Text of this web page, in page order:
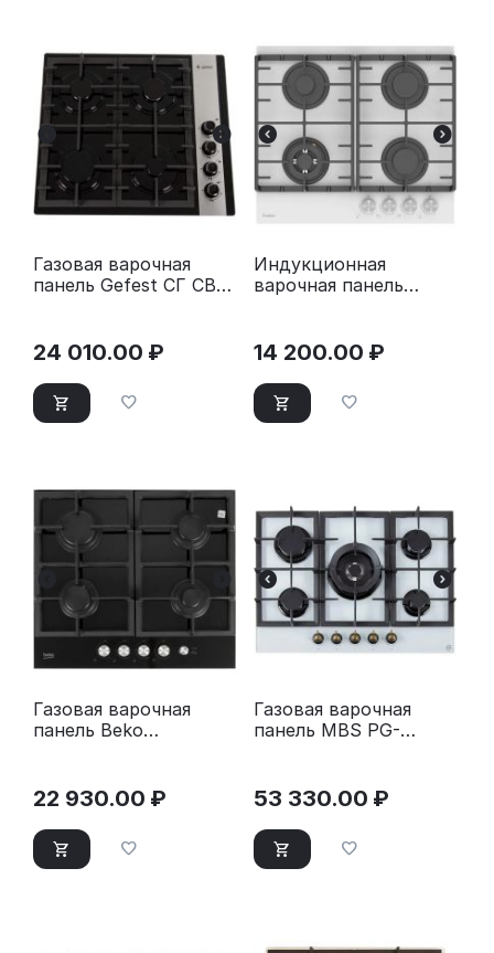
Газовая варочная
панель Gefest СГ СВН
24 010.00 ₽
Индукционная
варочная панель
14 200.00 ₽
Газовая варочная
панель Beko
22 930.00 ₽
Газовая варочная
панель MBS PG-
53 330.00 ₽